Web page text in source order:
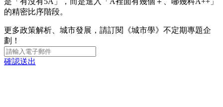
的精密比序階段。
更多政策解析、城市發展，請訂閱《城市學》不定期專題企
劃！
確認送出